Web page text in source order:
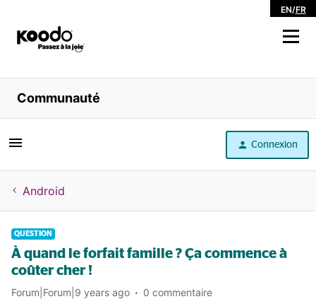
EN/FR
Magasiner
Libre service
Aide
Communauté
Connexion
Android
QUESTION
À quand le forfait famille ? Ça commence à
coûter cher !
Forum|Forum|9 years ago 0 commentaire